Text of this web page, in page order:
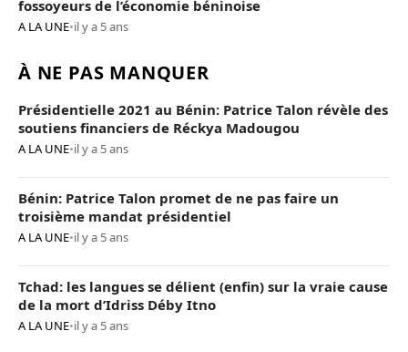
fossoyeurs de l’économie béninoise
A LA UNE•il y a 5 ans
À NE PAS MANQUER
Présidentielle 2021 au Bénin: Patrice Talon révèle des
soutiens financiers de Réckya Madougou
A LA UNE•il y a 5 ans
Bénin: Patrice Talon promet de ne pas faire un
troisième mandat présidentiel
A LA UNE•il y a 5 ans
Tchad: les langues se délient (enfin) sur la vraie cause
de la mort d’Idriss Déby Itno
A LA UNE•il y a 5 ans